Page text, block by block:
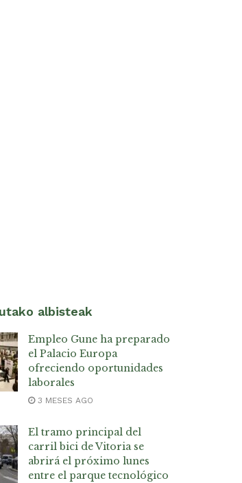
albisteak
Empleo Gune ha preparado
el Palacio Europa
ofreciendo oportunidades
laborales
3 MESES AGO
El tramo principal del
carril bici de Vitoria se
abrirá el próximo lunes
entre el parque tecnológico